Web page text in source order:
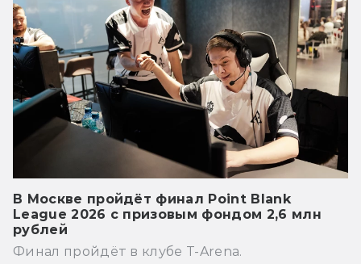
В Москве пройдёт финал Point Blank
League 2026 с призовым фондом 2,6 млн
рублей
Финал пройдёт в клубе T-Arena.